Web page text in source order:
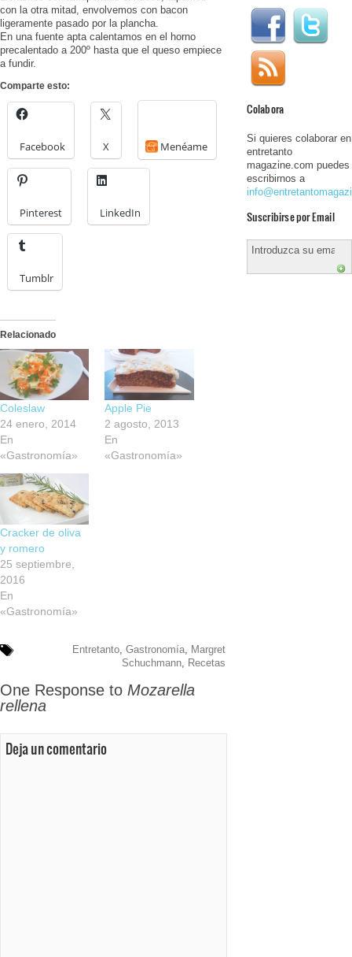
con la otra mitad, envolvemos con bacon
ligeramente pasado por la plancha.
En una fuente apta calentamos en el horno
precalentado a 200º hasta que el queso empiece
a fundir.
Comparte esto:
Facebook X Menéame
Pinterest LinkedIn
Tumblr
Relacionado
Coleslaw
24 enero, 2014
En
«Gastronomía»
Apple Pie
2 agosto, 2013
En
«Gastronomía»
Cracker de oliva
y romero
25 septiembre,
2016
En
«Gastronomía»
Entretanto, Gastronomía,
Margret
Schuchmann, Recetas
One Response to Mozarella
rellena
Deja un comentario
Colabora
Si quieres colaborar en
entretanto
magazine.com puedes
escribirnos a
Suscribirse por Email